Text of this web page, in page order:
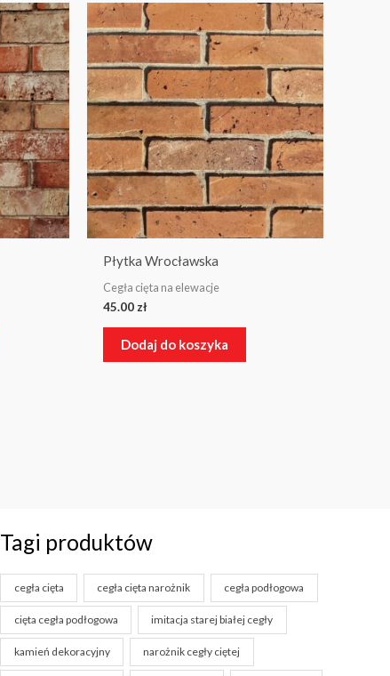
Płytka Wrocławska
Cegła cięta na elewacje
45.00 zł
Dodaj do koszyka
Tagi produktów
cegła cięta cegła cięta narożnik cegła podłogowa
cięta cegła podłogowa imitacja starej białej cegły
kamień dekoracyjny narożnik cegły ciętej